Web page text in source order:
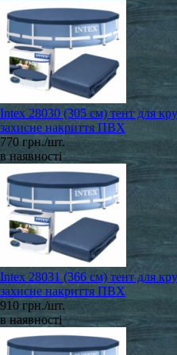
Intex 28030 (305 см) тент для
захисне накриття ПВХ
770 грн./шт.
в наявності
Intex 28031 (366 см) тент для
захисне накриття ПВХ
910 грн./шт.
в наявності